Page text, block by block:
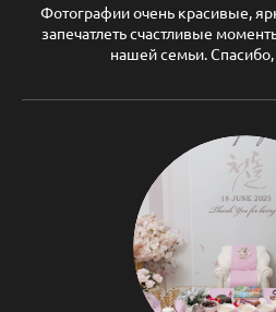
Фотографии очень красивые,
запечатлеть счастливые
нашей семьи.